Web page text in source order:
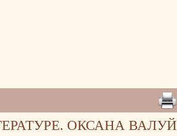
ОКСАНА ВАЛУЙ